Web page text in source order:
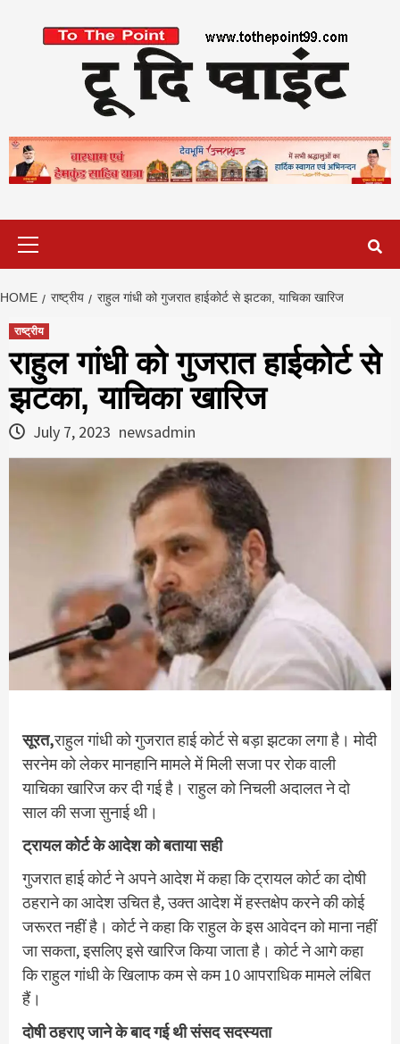
HOME राष्ट्रीय राहुल गांधी को गुजरात हाईकोर्ट से झटका, याचिका खारिज
राष्ट्रीय
राहुल गांधी को गुजरात हाईकोर्ट से
झटका, याचिका खारिज
July 7, 2023 newsadmin
सूरत,राहुल गांधी को गुजरात हाई कोर्ट से बड़ा झटका लगा है। मोदी
सरनेम को लेकर मानहानि मामले में मिली सजा पर रोक वाली
याचिका खारिज कर दी गई है। राहुल को निचली अदालत ने दो
साल की सजा सुनाई थी।
ट्रायल कोर्ट के आदेश को बताया सही
गुजरात हाई कोर्ट ने अपने आदेश में कहा कि ट्रायल कोर्ट का दोषी
ठहराने का आदेश उचित है, उक्त आदेश में हस्तक्षेप करने की कोई
जरूरत नहीं है। कोर्ट ने कहा कि राहुल के इस आवेदन को माना नहीं
जा सकता, इसलिए इसे खारिज किया जाता है। कोर्ट ने आगे कहा
कि राहुल गांधी के खिलाफ कम से कम 10 आपराधिक मामले लंबित
हैं।
दोषी ठहराए जाने के बाद गई थी संसद सदस्यता